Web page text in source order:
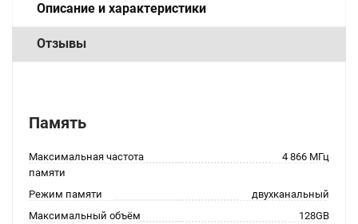
Описание и характеристики
Отзывы
Память
Максимальная частота
памяти
4 866 МГц
Режим памяти
двухканальный
Максимальный объём
128GB